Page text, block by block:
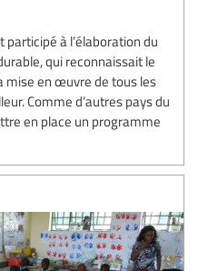
à l’élaboration du
qui reconnaissait le
mise en œuvre de tous les
Comme d’autres pays du
en place un programme